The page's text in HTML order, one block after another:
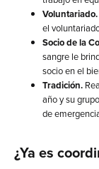
Voluntariado.
el
Socio de la
sangre le
socio en el
Tradición.
año y su
de
¿Ya es